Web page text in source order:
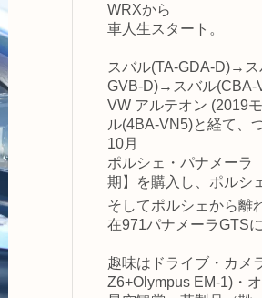
WRXから
車人生スタート。
スバル(TA-GDA-D)→
GVB-D)→スバル(CBA-
VW アルテオン (2019
ル(4BA-VN5)と経て、
10月
ポルシェ・パナメーラ
期】を購入し、ポルシ
そしてポルシェから離
在971パナメーラGTSに
趣味はドライブ・カメ
Z6+Olympus EM-1)・